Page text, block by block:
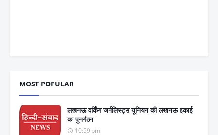
MOST POPULAR
लखनऊ वर्किंग जर्नलिस्ट्स यूनियन की लखनऊ इकाई
का पुनर्गठन
10:59 pm